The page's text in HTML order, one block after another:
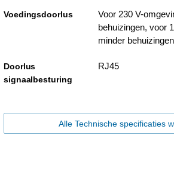
Voedingsdoorlus
Voor 230 V-
behuizingen, voor
minder
Doorlus
signaalbesturing
RJ45
Alle Technische specificaties